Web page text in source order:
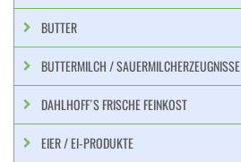
BUTTER
BUTTERMILCH / SAUERMILCHERZEUGNISSE
DAHLHOFF´S FRISCHE FEINKOST
EIER / EI-PRODUKTE